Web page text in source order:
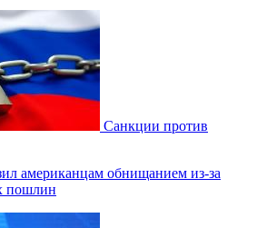
Санкции против
американцам обнищанием из-за
пошлин